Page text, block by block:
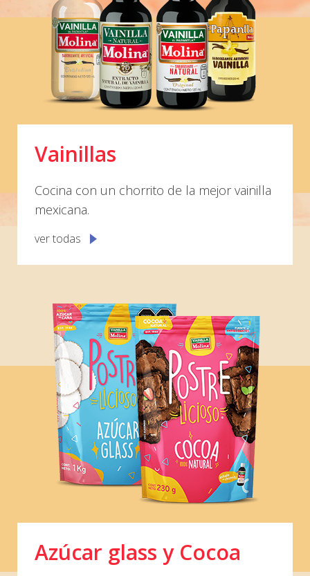
Vainillas
Cocina con un chorrito de la mejor vainilla
mexicana.
ver todas
Azúcar glass y Cocoa